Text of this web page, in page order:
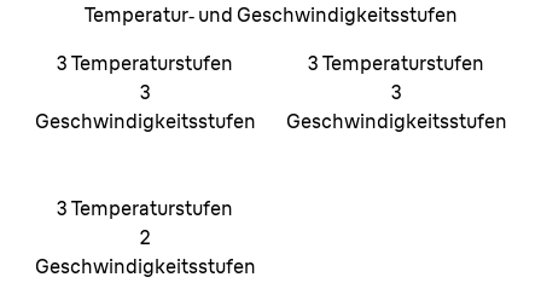
Temperatur‑ und Geschwindigkeitsstufen
3 Temperaturstufen
3
Geschwindigkeitsstufen
3 Temperaturstufen
3
Geschwindigkeitsstufen
3 Temperaturstufen
2
Geschwindigkeitsstufen